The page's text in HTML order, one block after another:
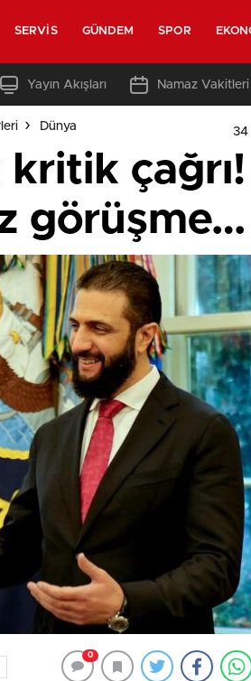
SERVIS GÜNDEM SPOR
Yayın Akışları Namaz Vakitleri
Dünya 34
kritik
görüşme…
0